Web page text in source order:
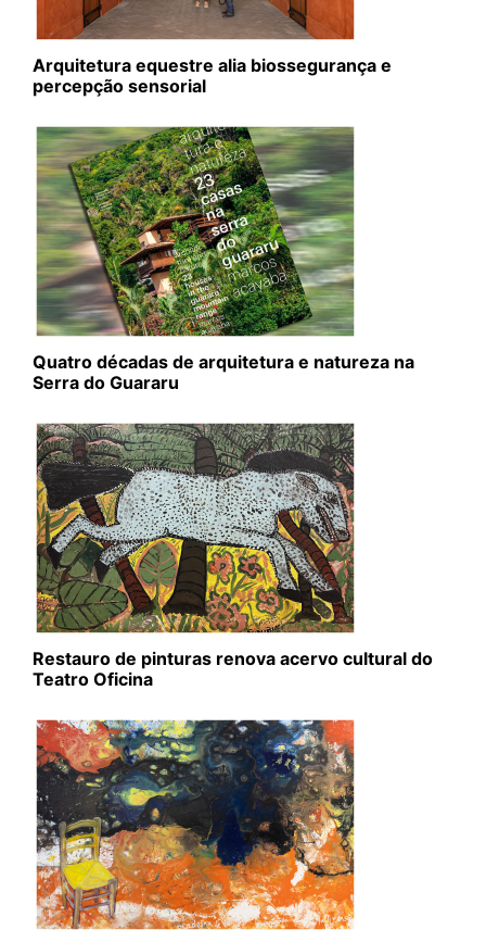
Arquitetura equestre alia biossegurança e
percepção sensorial
Quatro décadas de arquitetura e natureza na
Serra do Guararu
Restauro de pinturas renova acervo cultural do
Teatro Oficina